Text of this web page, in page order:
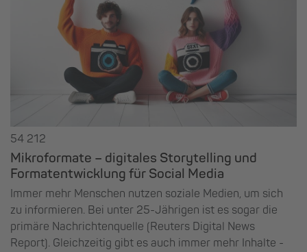
54 212
Mikroformate – digitales Storytelling und
Formatentwicklung für Social Media
Immer mehr Menschen nutzen soziale Medien, um sich
zu informieren. Bei unter 25-Jährigen ist es sogar die
primäre Nachrichtenquelle (Reuters Digital News
Report). Gleichzeitig gibt es auch immer mehr Inhalte -